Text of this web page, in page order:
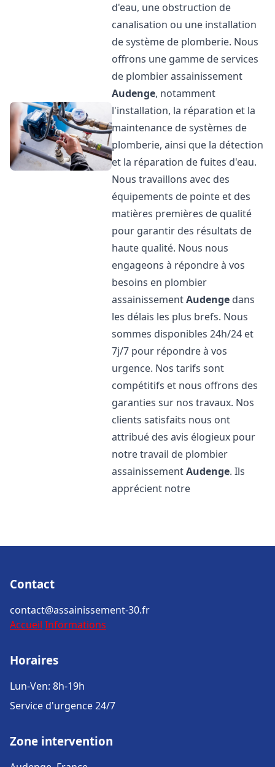
d'eau, une obstruction de
canalisation ou une installation
de système de plomberie. Nous
offrons une gamme de services
de plombier assainissement
Audenge, notamment
l'installation, la réparation et la
maintenance de systèmes de
plomberie, ainsi que la détection
et la réparation de fuites d'eau.
Nous travaillons avec des
équipements de pointe et des
matières premières de qualité
pour garantir des résultats de
haute qualité. Nous nous
engageons à répondre à vos
besoins en plombier
assainissementAudenge dans
les délais les plus brefs. Nous
sommes disponibles 24h/24 et
7j/7 pour répondre à vos
urgence. Nos tarifs sont
compétitifs et nous offrons des
garanties sur nos travaux. Nos
clients satisfaits nous ont
attribué des avis élogieux pour
notre travail de plombier
assainissementAudenge. Ils
apprécient notre
Contact
contact@assainissement-30.fr
Accueil Informations
Horaires
Lun-Ven: 8h-19h
Service d'urgence 24/7
Zone intervention